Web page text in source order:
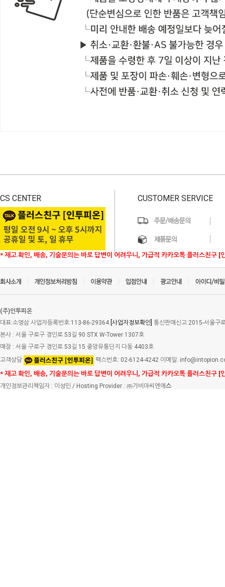
CS CENTER
* 재고 확인, 배송, 기술문의는 바로 답변이 어려우니, 가급적 카카오톡 플러스친구 [
CUSTOMER SERVICE
(주)인투피온
대표:소영삼 사업자등록번호:113-86-29364 [사업자정보확인] 통신판매신고:2015-서울구
본사 : 서울 구로구 경인로 53길 90 STX W-Tower 1307호
매장 : 서울 구로구 경인로 53길 15 중앙유통단지 다동 4403호
고객상담
팩스번호: 02-6124-4242 이메일:
* 재고 확인, 배송, 기술문의는 바로 답변이 어려우니, 가급적 카카오톡 플러스친구 [
개인정보관리책임자 : 이성민 / Hosting Provider : ㈜가비아씨엔에 스